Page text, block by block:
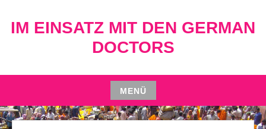
InhaltIM EINSATZ MIT DEN GERMAN
DOCTORS
MENÜ
Zum
Inhalt